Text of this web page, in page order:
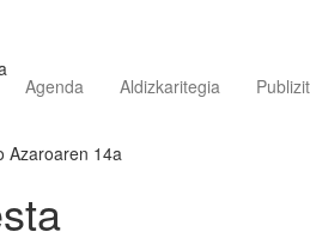
Agenda Aldizkaritegia
Azaroaren 14a